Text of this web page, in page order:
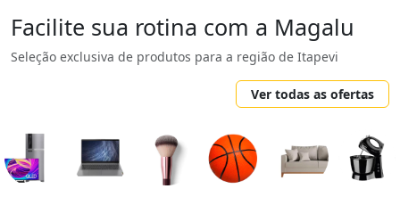
Facilite sua rotina com a Magalu
Seleção exclusiva de produtos para a região de Itapevi
Ver todas as ofertas